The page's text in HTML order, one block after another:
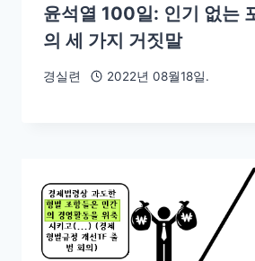
윤석열 100일: 인기 없는
의 세 가지 거짓말
경실련 2022년 08월18일.